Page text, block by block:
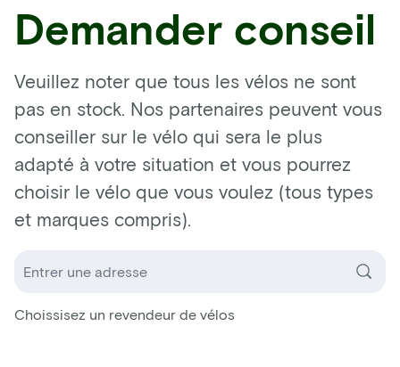
Demander conseil
Veuillez noter que tous les vélos ne sont
pas en stock. Nos partenaires peuvent vous
conseiller sur le vélo qui sera le plus
adapté à votre situation et vous pourrez
choisir le vélo que vous voulez (tous types
et marques compris).
Choissisez un revendeur de vélos